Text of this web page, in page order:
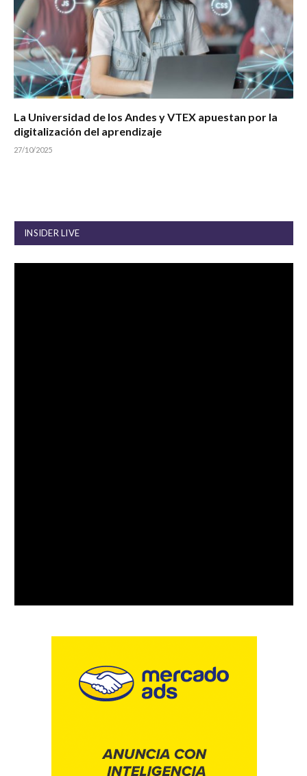
La Universidad de los Andes y VTEX apuestan por la
digitalización del aprendizaje
27/10/2025
INSIDER LIVE